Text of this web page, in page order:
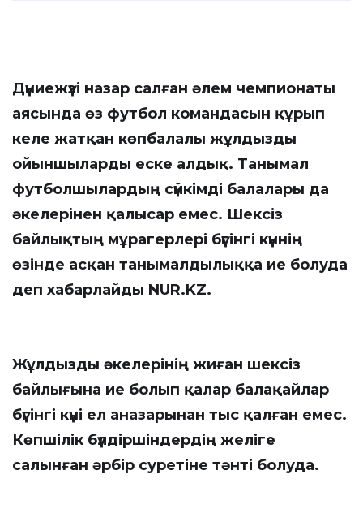
Дүниежүзі назар салған әлем чемпионаты
аясында өз футбол командасын құрып
келе жатқан көпбалалы жұлдызды
ойыншыларды еске алдық. Танымал
футболшылардың сүйкімді балалары да
әкелерінен қалысар емес. Шексіз
байлықтың мұрагерлері бүгінгі күннің
өзінде асқан танымалдылыққа ие болуда
деп хабарлайды NUR.KZ.
Жұлдызды әкелерінің жиған шексіз
байлығына ие болып қалар балақайлар
бүгінгі күні ел аназарынан тыс қалған емес.
Көпшілік бүлдіршіндердің желіге
салынған әрбір суретіне тәнті болуда.